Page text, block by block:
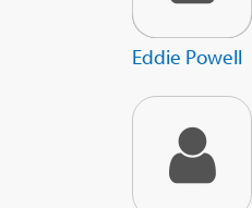
Eddie Powell